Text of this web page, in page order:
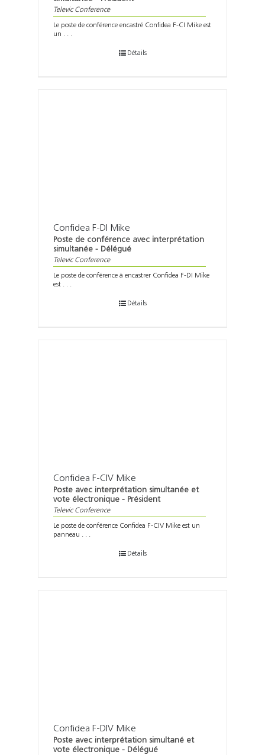
Televic Conference
Le poste de conférence encastré Confidea F-CI Mike est
un . . .
Détails
Confidea F-DI Mike
Poste de conférence avec interprétation
simultanée - Délégué
Televic Conference
Le poste de conférence à encastrer Confidea F-DI Mike
est . . .
Détails
Confidea F-CIV Mike
Poste avec interprétation simultanée et
vote électronique - Président
Televic Conference
Le poste de conférence Confidea F-CIV Mike est un
panneau . . .
Détails
Confidea F-DIV Mike
Poste avec interprétation simultané et
vote électronique - Délégué